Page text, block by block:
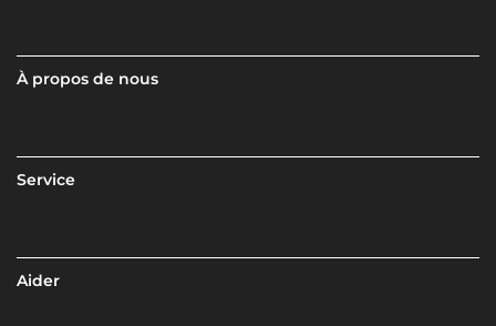
À propos de nous
Service
Aider